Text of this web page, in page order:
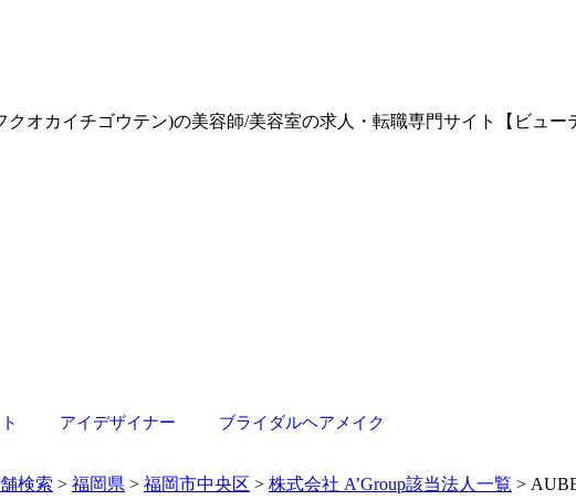
カイチゴウテン)の美容師/美容室の求人・転職専門サイト【ビュー
アイデザイナー ブライダルヘアメイク
検索 > 福岡県 > 福岡市中央区 > 株式会社 A’Group該当法人一覧 >